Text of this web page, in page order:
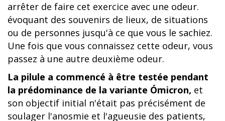
arrêter de faire cet exercice avec une odeur.
évoquant des souvenirs de lieux, de situations
ou de personnes jusqu'à ce que vous le sachiez.
Une fois que vous connaissez cette odeur, vous
passez à une autre deuxième odeur.
La pilule a commencé à être testée pendant
la prédominance de la variante Ómicron, et
son objectif initial n'était pas précisément de
soulager l'anosmie et l'agueusie des patients,